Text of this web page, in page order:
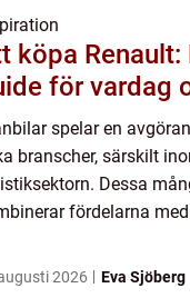
köpa
för vardag
spelar en
branscher, särskilt
Dessa
fördelarna
2026 Eva Sjöberg